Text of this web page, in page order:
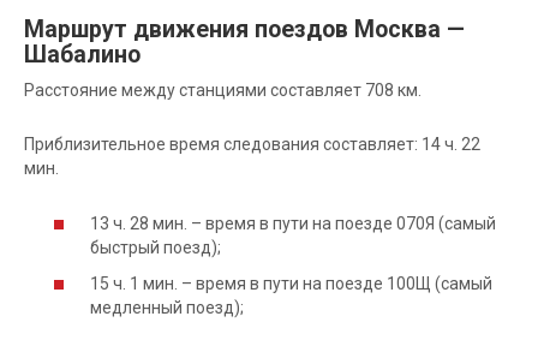
Маршрут движения поездов Москва —
Шабалино
Расстояние между станциями составляет 708 км.
Приблизительное время следования составляет: 14 ч. 22
мин.
13 ч. 28 мин. – время в пути на поезде 070Я (самый
быстрый поезд);
15 ч. 1 мин. – время в пути на поезде 100Щ (самый
медленный поезд);